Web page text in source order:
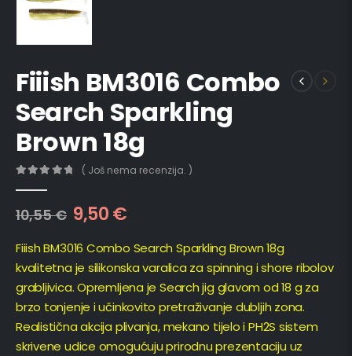
Fiiish BM3016 Combo
Search Sparkling
Brown 18g
( Još nema recenzija. )
10,55€ 9,50€
Fiiish BM3016 Combo Search Sparkling Brown 18g
kvalitetna je silikonska varalica za spinning i shore ribolov
grabljivica. Opremljena je Search jig glavom od 18 g za
brzo tonjenje i učinkovito pretraživanje dubljih zona.
Realistična akcija plivanja, mekano tijelo i PH2S sistem
skrivene udice omogućuju prirodnu prezentaciju uz